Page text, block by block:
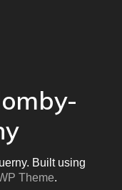
Built using
Theme.